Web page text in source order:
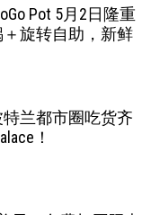
Pot 5月2日隆重
旋转自助，新鲜
兰都市圈吃货齐
！